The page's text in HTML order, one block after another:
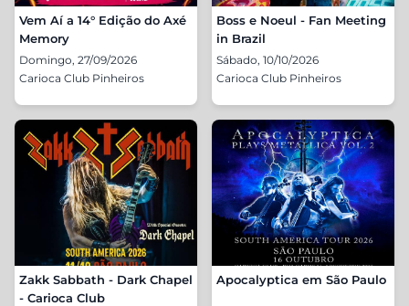
Vem Aí a 14° Edição do Axé
Memory
Domingo, 27/09/2026
Carioca Club Pinheiros
Boss e Noeul - Fan Meeting
in Brazil
Sábado, 10/10/2026
Carioca Club Pinheiros
Zakk Sabbath - Dark Chapel
- Carioca Club
Apocalyptica em São Paulo